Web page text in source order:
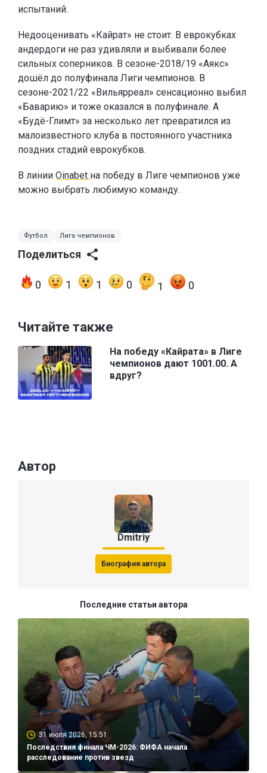
испытаний.
Недооценивать «Кайрат» не стоит. В еврокубках
андердоги не раз удивляли и выбивали более
сильных соперников. В сезоне-2018/19 «Аякс»
дошёл до полуфинала Лиги чемпионов. В
сезоне-2021/22 «Вильярреал» сенсационно выбил
«Баварию» и тоже оказался в полуфинале. А
«Будё-Глимт» за несколько лет превратился из
малоизвестного клуба в постоянного участника
поздних стадий еврокубков.
В линии Oinabet на победу в Лиге чемпионов уже
можно выбрать любимую команду.
Футбол Лига чемпионов
Поделиться
0 1 1 0 1 0
Читайте также
На победу «Кайрата» в Лиге
чемпионов дают 1001.00. А
вдруг?
Автор
Dmitriy
Биография автора
Последние статьи автора
31 июля 2026, 15:51
Последствия финала ЧМ-2026: ФИФА начала
расследование против звезд